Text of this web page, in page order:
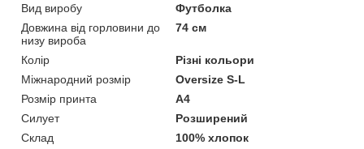
Вид виробу
Футболка
Довжина від горловини до
низу вироба
74 см
Колір
Різні кольори
Міжнародний розмір
Oversize S-L
Розмір принта
А4
Силует
Розширений
Склад
100% хлопок